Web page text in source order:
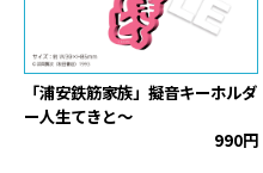
「浦安鉄筋家族」擬音キーホルダ
ー人生てきと〜
990円